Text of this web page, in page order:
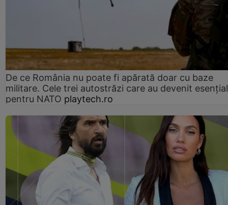
De ce România nu poate fi apărată doar cu baze
militare. Cele trei autostrăzi care au devenit
pentru NATO playtech.ro